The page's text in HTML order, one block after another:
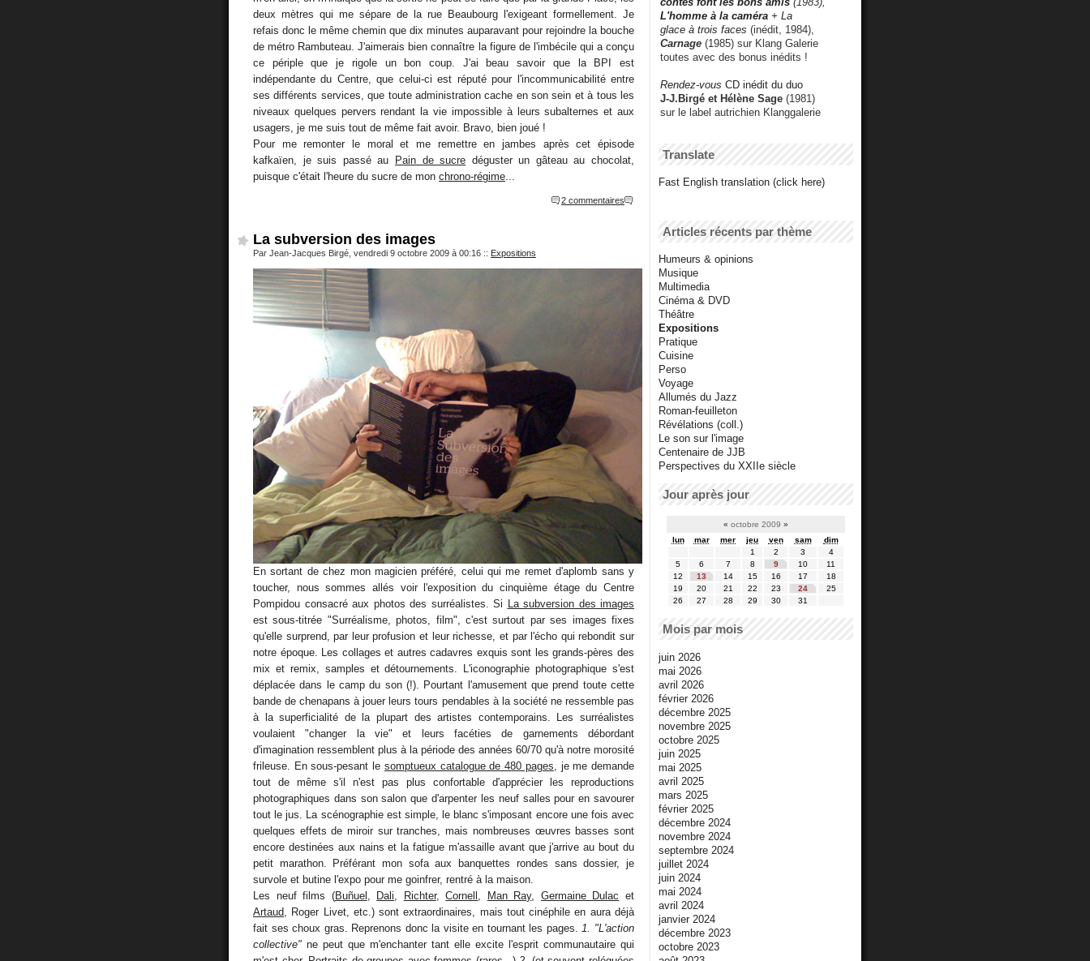
deux mètres qui me sépare de la rue Beaubourg l'exigeant formellement. Je
refais donc le même chemin que dix minutes auparavant pour rejoindre la bouche
de métro Rambuteau. J'aimerais bien connaître la figure de l'imbécile qui a conçu
ce périple que je rigole un bon coup. J'ai beau savoir que la BPI est
indépendante du Centre, que celui-ci est réputé pour l'incommunicabilité entre
ses différents services, que toute administration cache en son sein et à tous les
niveaux quelques pervers rendant la vie impossible à leurs subalternes et aux
usagers, je me suis tout de même fait avoir. Bravo, bien joué !
Pour me remonter le moral et me remettre en jambes après cet épisode
kafkaïen, je suis passé au
Pain de sucre déguster un gâteau au chocolat,
puisque c'était l'heure du sucre de mon chrono-régime...
2 commentaires
La subversion des images
Par Jean-Jacques Birgé, vendredi 9 octobre 2009 à 00:16 :: Expositions
En sortant de chez mon magicien préféré, celui qui me remet d'aplomb sans y
toucher, nous sommes allés voir l'exposition du cinquième étage du Centre
Pompidou consacré aux photos des surréalistes. Si La subversion des images
est sous-titrée "Surréalisme, photos, film", c'est surtout par ses images fixes
qu'elle surprend, par leur profusion et leur richesse, et par l'écho qui rebondit sur
notre époque. Les collages et autres cadavres exquis sont les grands-pères des
mix et remix, samples et détournements. L'iconographie photographique s'est
déplacée dans le camp du son (!). Pourtant l'amusement que prend toute cette
bande de chenapans à jouer leurs tours pendables à la société ne ressemble pas
à la superficialité de la plupart des artistes contemporains. Les surréalistes
voulaient "changer la vie" et leurs facéties de garnements débordant
d'imagination ressemblent plus à la période des années 60/70 qu'à notre morosité
frileuse. En sous-pesant le somptueux catalogue de 480 pages, je me demande
tout de même s'il n'est pas plus confortable d'apprécier les reproductions
photographiques dans son salon que d'arpenter les neuf salles pour en savourer
tout le jus. La scénographie est simple, le blanc s'imposant encore une fois avec
quelques effets de miroir sur tranches, mais nombreuses œuvres basses sont
encore destinées aux nains et la fatigue m'assaille avant que j'arrive au bout du
petit marathon. Préférant mon sofa aux banquettes rondes sans dossier, je
survole et butine l'expo pour me goinfrer, rentré à la maison.
Les neuf films (Buñuel , Dali, Richter,Cornell , Man Ray, Germaine Dulac et
Artaud, Roger Livet, etc.) sont extraordinaires, mais tout cinéphile en aura déjà
fait ses choux gras. Reprenons donc la visite en tournant les pages.1. "L'action
collective" ne peut que m'enchanter tant elle excite l'esprit communautaire qui
L'homme à la caméra + La
glace à trois faces (inédit, 1984),
Carnage (1985) sur Klang Galerie
toutes avec des bonus inédits !
Rendez-vous CD inédit du duo
J-J.Birgé et Hélène Sage (1981)
sur le label autrichien Klanggalerie
Translate
Fast English translation (click here)
Articles récents par thème
Humeurs & opinions
Musique
Multimedia
Cinéma & DVD
Théâtre
Expositions
Pratique
Cuisine
Perso
Voyage
Allumés du Jazz
Roman-feuilleton
Révélations (coll.)
Le son sur l'image
Centenaire de JJB
Perspectives du XXIIe siècle
Jour après jour
« octobre 2009 »
lun
mar mer jeu ven sam
dim
1
2 3
4
5
6 7 8 9 10
11
12
13 14 15 16 17
18
19
20 21 22 23 24
25
26
27 28 29 30 31
Mois par mois
juin 2026
mai 2026
avril 2026
février 2026
décembre 2025
novembre 2025
octobre 2025
juin 2025
mai 2025
avril 2025
mars 2025
février 2025
décembre 2024
novembre 2024
septembre 2024
juillet 2024
juin 2024
mai 2024
avril 2024
janvier 2024
décembre 2023
octobre 2023